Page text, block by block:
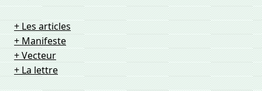
+ Les articles
+ Manifeste
+ Vecteur
+ La lettre